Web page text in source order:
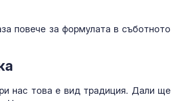
повече за формулата в съботното
нас това е вид традиция. Дали ще
кърмачета: какво
трябва да знаят